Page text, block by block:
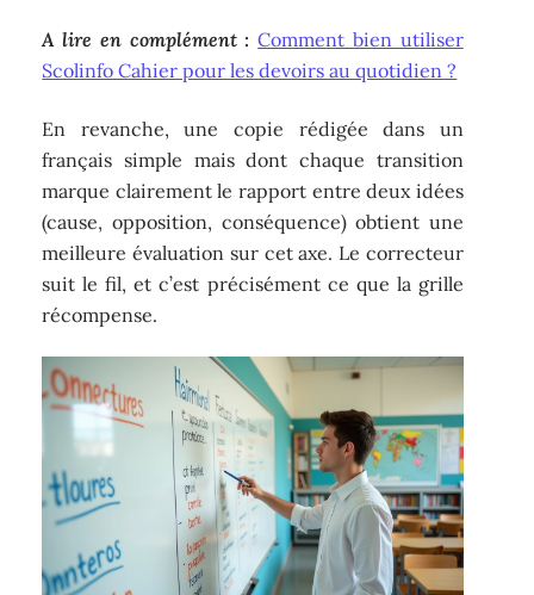
A lire en complément : Comment bien utiliser
Scolinfo Cahier pour les devoirs au quotidien ?
En revanche, une copie rédigée dans un
français simple mais dont chaque transition
marque clairement le rapport entre deux idées
(cause, opposition, conséquence) obtient une
meilleure évaluation sur cet axe. Le correcteur
suit le fil, et c’est précisément ce que la grille
récompense.